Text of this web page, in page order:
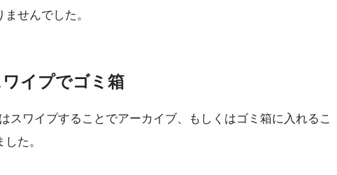
せんでした。
イプでゴミ箱
スワイプすることでアーカイブ、もしくはゴミ箱に入れるこ
た。